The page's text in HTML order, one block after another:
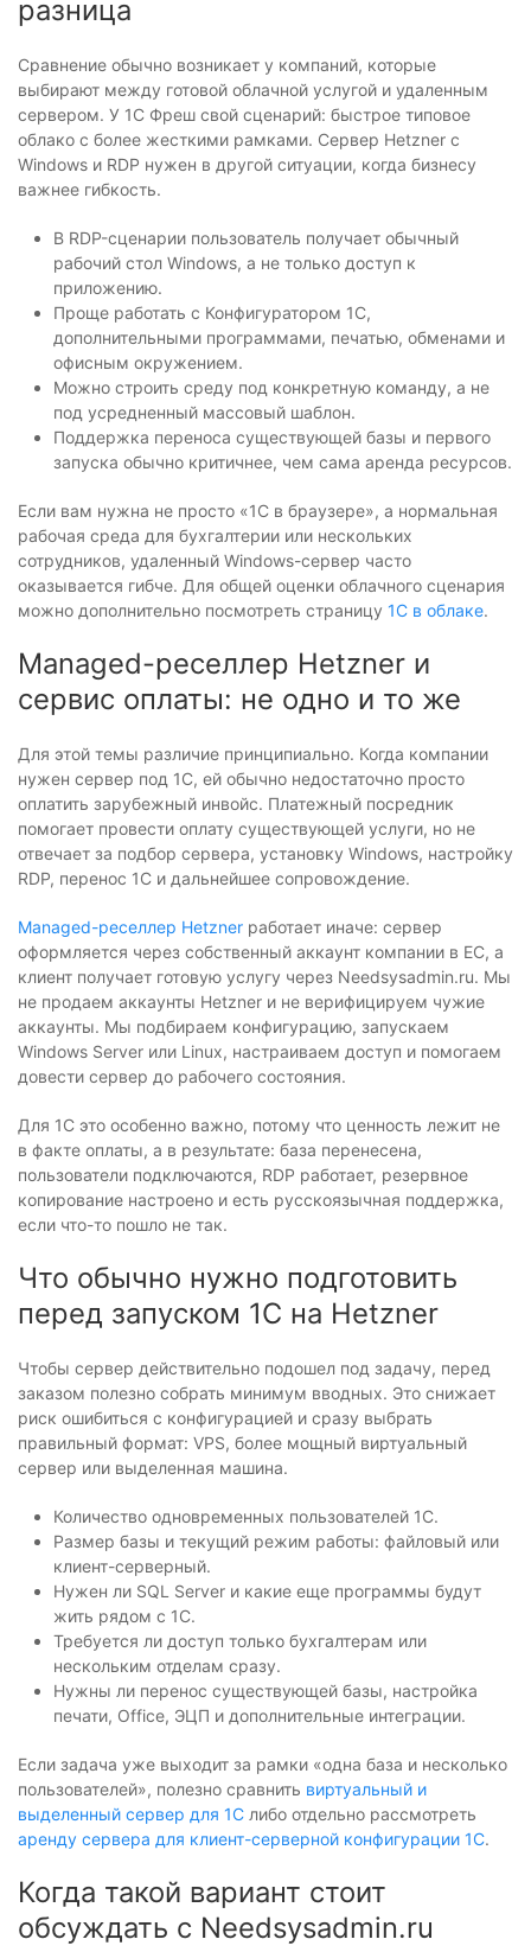
разница
Сравнение обычно возникает у компаний, которые
выбирают между готовой облачной услугой и удаленным
сервером. У 1С Фреш свой сценарий: быстрое типовое
облако с более жесткими рамками. Сервер Hetzner с
Windows и RDP нужен в другой ситуации, когда бизнесу
важнее гибкость.
В RDP-сценарии пользователь получает обычный
рабочий стол Windows, а не только доступ к
приложению.
Проще работать с Конфигуратором 1С,
дополнительными программами, печатью, обменами и
офисным окружением.
Можно строить среду под конкретную команду, а не
под усредненный массовый шаблон.
Поддержка переноса существующей базы и первого
запуска обычно критичнее, чем сама аренда ресурсов.
Если вам нужна не просто «1С в браузере», а нормальная
рабочая среда для бухгалтерии или нескольких
сотрудников, удаленный Windows-сервер часто
оказывается гибче. Для общей оценки облачного сценария
можно дополнительно посмотреть страницу 1С в облаке.
Managed-реселлер Hetzner и
сервис оплаты: не одно и то же
Для этой темы различие принципиально. Когда компании
нужен сервер под 1С, ей обычно недостаточно просто
оплатить зарубежный инвойс. Платежный посредник
помогает провести оплату существующей услуги, но не
отвечает за подбор сервера, установку Windows, настройку
RDP, перенос 1С и дальнейшее сопровождение.
Managed-реселлер Hetzner работает иначе: сервер
оформляется через собственный аккаунт компании в ЕС, а
клиент получает готовую услугу через Needsysadmin.ru. Мы
не продаем аккаунты Hetzner и не верифицируем чужие
аккаунты. Мы подбираем конфигурацию, запускаем
Windows Server или Linux, настраиваем доступ и помогаем
довести сервер до рабочего состояния.
Для 1С это особенно важно, потому что ценность лежит не
в факте оплаты, а в результате: база перенесена,
пользователи подключаются, RDP работает, резервное
копирование настроено и есть русскоязычная поддержка,
если что-то пошло не так.
Что обычно нужно подготовить
перед запуском 1С на Hetzner
Чтобы сервер действительно подошел под задачу, перед
заказом полезно собрать минимум вводных. Это снижает
риск ошибиться с конфигурацией и сразу выбрать
правильный формат: VPS, более мощный виртуальный
сервер или выделенная машина.
Количество одновременных пользователей 1С.
Размер базы и текущий режим работы: файловый или
клиент-серверный.
Нужен ли SQL Server и какие еще программы будут
жить рядом с 1С.
Требуется ли доступ только бухгалтерам или
нескольким отделам сразу.
Нужны ли перенос существующей базы, настройка
печати, Office, ЭЦП и дополнительные интеграции.
Если задача уже выходит за рамки «одна база и несколько
пользователей», полезно сравнить виртуальный и
выделенный сервер для 1С либо отдельно рассмотреть
аренду сервера для клиент-серверной конфигурации 1С.
Когда такой вариант стоит
обсуждать с Needsysadmin.ru